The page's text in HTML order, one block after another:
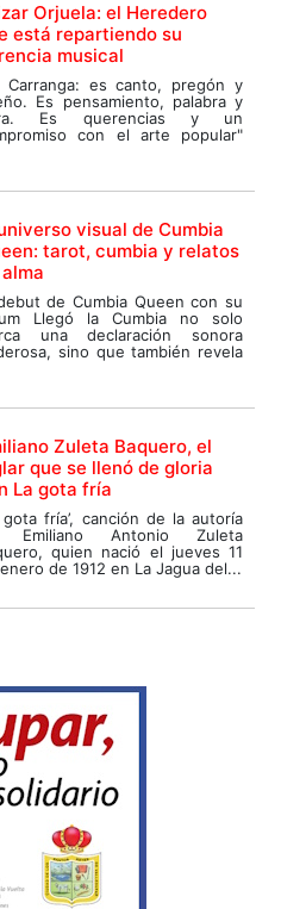
Orjuela: el Heredero
está repartiendo su
musical
Carranga: es canto, pregón y
Es pensamiento, palabra y
Es querencias y un
con el arte popular"
visual de Cumbia
tarot, cumbia y relatos
de Cumbia Queen con su
Llegó la Cumbia no solo
una declaración sonora
sino que también revela
Zuleta Baquero, el
que se llenó de gloria
La gota fría
gota fría’, canción de la autoría
Emiliano Antonio Zuleta
quien nació el jueves 11
de 1912 en La Jagua del...